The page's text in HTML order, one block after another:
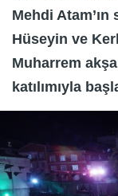
Mehdi
Hüseyin ve
Muharrem
katılımıyla